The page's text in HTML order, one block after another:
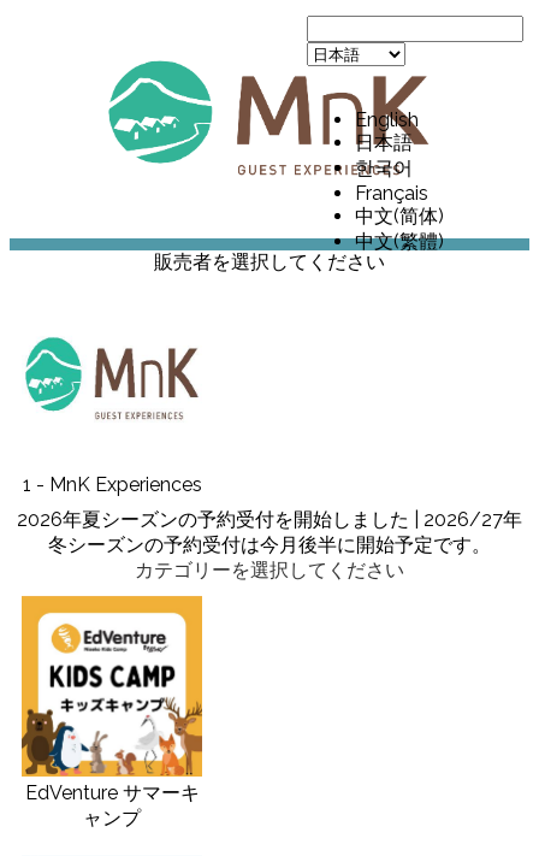
English
日本語
한국어
Français
中文(简体)
中文(繁體)
販売者を選択してください
1 - MnK Experiences
2026年夏シーズンの予約受付を開始しました | 2026/27年
冬シーズンの予約受付は今月後半に開始予定です。
カテゴリーを選択してください
EdVenture サマーキ
ャンプ